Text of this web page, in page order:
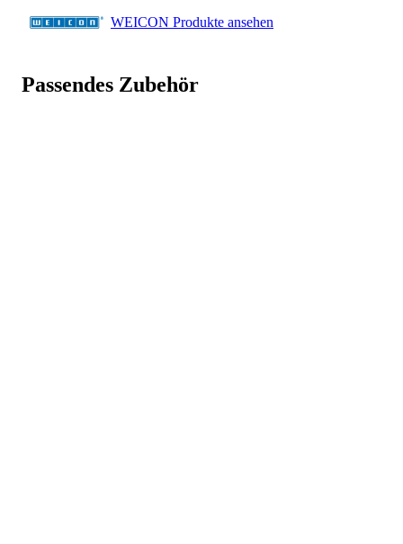
WEICON Produkte ansehen
Passendes Zubehör